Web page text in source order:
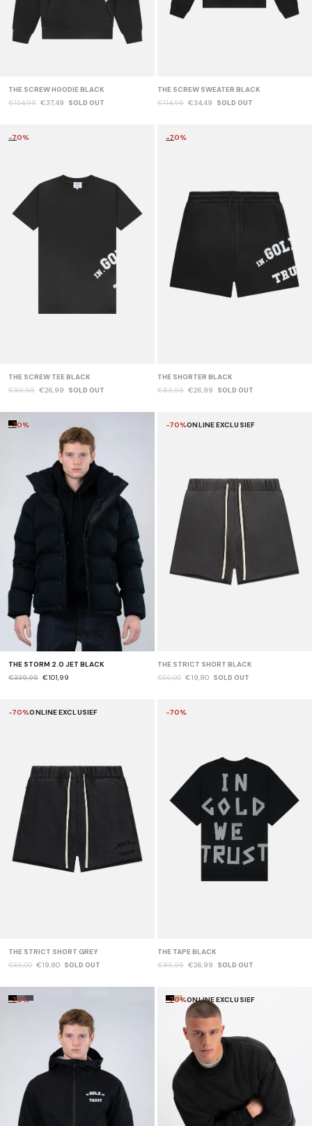
THE SCREW HOODIE BLACK
€124,95 €37,49 SOLD OUT
THE SCREW SWEATER BLACK
€114,95 €34,49 SOLD OUT
-70%
THE SCREW TEE BLACK
€89,95 €26,99 SOLD OUT
-70%
THE SHORTER BLACK
€89,95 €26,99 SOLD OUT
-70%
THE STORM 2.0 JET BLACK
€339,95 €101,99
-70%ONLINE EXCLUSIEF
THE STRICT SHORT BLACK
€66,00 €19,80 SOLD OUT
-70%ONLINE EXCLUSIEF
THE STRICT SHORT GREY
€66,00 €19,80 SOLD OUT
-70%
THE TAPE BLACK
€89,95 €26,99 SOLD OUT
-70% -70%ONLINE EXCLUSIEF